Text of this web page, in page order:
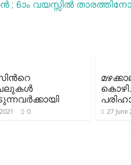
വയസ്സില്‍
0 27 June